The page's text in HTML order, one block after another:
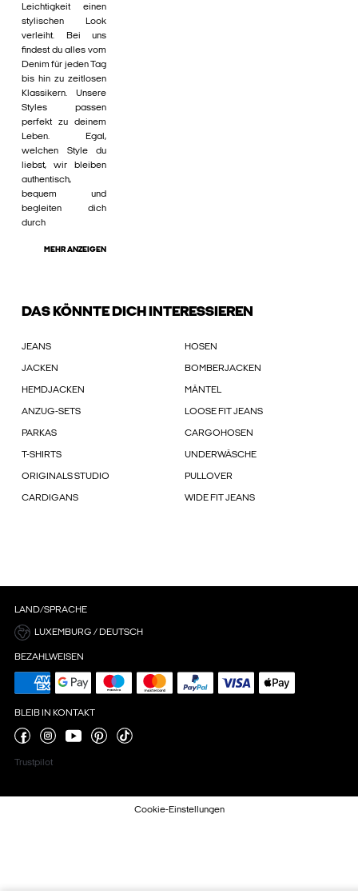
Leichtigkeit einen
stylischen Look
verleiht. Bei uns
findest du alles vom
Denim für jeden Tag
bis hin zu zeitlosen
Klassikern. Unsere
Styles passen
perfekt zu deinem
Leben. Egal,
welchen Style du
liebst, wir bleiben
authentisch,
bequem und
begleiten dich
durch
MEHR ANZEIGEN
DAS KÖNNTE DICH INTERESSIEREN
JEANS HOSEN
JACKEN BOMBERJACKEN
HEMDJACKEN MÄNTEL
ANZUG-SETS LOOSE FIT JEANS
PARKAS CARGOHOSEN
T-SHIRTS UNDERWÄSCHE
ORIGINALS STUDIO PULLOVER
CARDIGANS WIDE FIT JEANS
LAND/SPRACHE
LUXEMBURG / DEUTSCH
BEZAHLWEISEN
BLEIB IN KONTAKT
Trustpilot
Cookie-Einstellungen